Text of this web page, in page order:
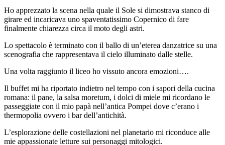
Ho apprezzato la scena nella quale il Sole si dimostrava stanco di
girare ed incaricava uno spaventatissimo Copernico di fare
finalmente chiarezza circa il moto degli astri.
Lo spettacolo è terminato con il ballo di un’eterea danzatrice su una
scenografia che rappresentava il cielo illuminato dalle stelle.
Una volta raggiunto il liceo ho vissuto ancora emozioni….
Il buffet mi ha riportato indietro nel tempo con i sapori della cucina
romana: il pane, la salsa moretum, i dolci di miele mi ricordano le
passeggiate con il mio papà nell’antica Pompei dove c’erano i
thermopolia ovvero i bar dell’antichità.
L’esplorazione delle costellazioni nel planetario mi riconduce alle
mie appassionate letture sui personaggi mitologici.